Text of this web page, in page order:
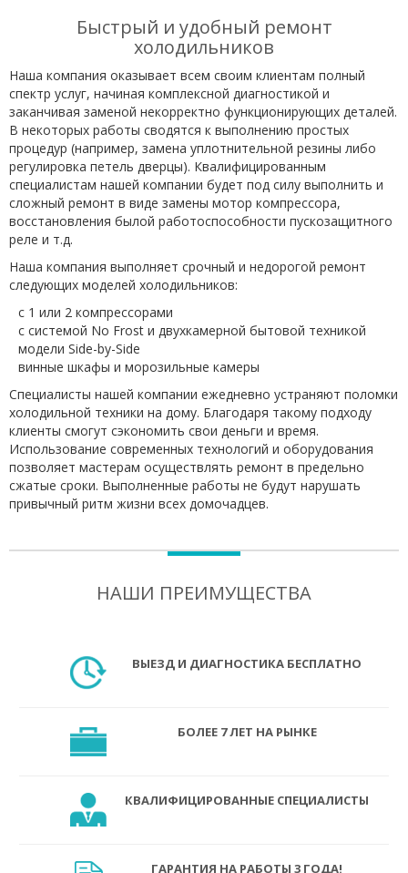
Быстрый и удобный ремонт
холодильников
Наша компания оказывает всем своим клиентам полный
спектр услуг, начиная комплексной диагностикой и
заканчивая заменой некорректно функционирующих деталей.
В некоторых работы сводятся к выполнению простых
процедур (например, замена уплотнительной резины либо
регулировка петель дверцы). Квалифицированным
специалистам нашей компании будет под силу выполнить и
сложный ремонт в виде замены мотор компрессора,
восстановления былой работоспособности пускозащитного
реле и т.д.
Наша компания выполняет срочный и недорогой ремонт
следующих моделей холодильников:
с 1 или 2 компрессорами
с системой No Frost и двухкамерной бытовой техникой
модели Side-by-Side
винные шкафы и морозильные камеры
Специалисты нашей компании ежедневно устраняют поломки
холодильной техники на дому. Благодаря такому подходу
клиенты смогут сэкономить свои деньги и время.
Использование современных технологий и оборудования
позволяет мастерам осуществлять ремонт в предельно
сжатые сроки. Выполненные работы не будут нарушать
привычный ритм жизни всех домочадцев.
НАШИ ПРЕИМУЩЕСТВА
ВЫЕЗД И ДИАГНОСТИКА БЕСПЛАТНО
БОЛЕЕ 7 ЛЕТ НА РЫНКЕ
КВАЛИФИЦИРОВАННЫЕ СПЕЦИАЛИСТЫ
ГАРАНТИЯ НА РАБОТЫ 3 ГОДА!